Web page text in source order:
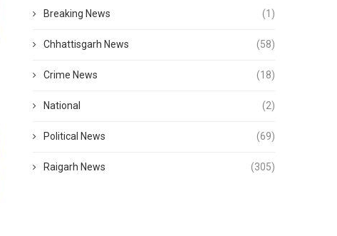
Breaking News (1)
Chhattisgarh News (58)
Crime News (18)
National (2)
Political News (69)
Raigarh News (305)